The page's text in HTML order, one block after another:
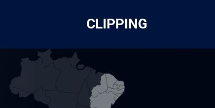
CLIPPING